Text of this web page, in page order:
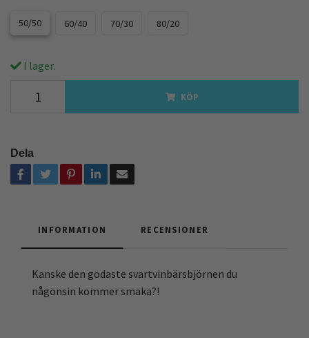
50/50 60/40 70/30 80/20
I lager.
KÖP
Dela
INFORMATION RECENSIONER
Kanske den godaste svartvinbärsbjörnen du
någonsin kommer smaka?!